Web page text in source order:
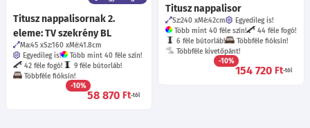
Titusz nappalisor
Sz:240 Mé:42cm
Egyedileg is!
Több mint 40 féle szín!
44 féle fogó!
6 féle bútorláb!
Többféle fióksín!
Többféle kivetőpánt!
-10%
154 720 Ft-tól
Titusz nappalisornak 2.
eleme: TV szekrény BL
Ma:45 Sz:160 Mé:41.8cm
Egyedileg is!
Több mint 40 féle szín!
42 féle fogó!
9 féle bútorláb!
Többféle fióksín!
-10%
58 870 Ft-tól